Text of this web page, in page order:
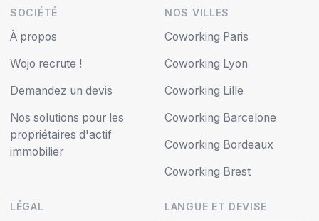
SOCIÉTÉ
À propos
Wojo recrute !
Demandez un devis
Nos solutions pour les
propriétaires d'actif
immobilier
NOS VILLES
Coworking Paris
Coworking Lyon
Coworking Lille
Coworking Barcelone
Coworking Bordeaux
Coworking Brest
LÉGAL LANGUE ET DEVISE